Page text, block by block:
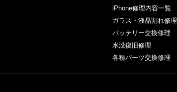
iPhone修理内容一覧
ガラス・液晶割れ修理
バッテリー交換修理
水没復旧修理
各種パーツ交換修理